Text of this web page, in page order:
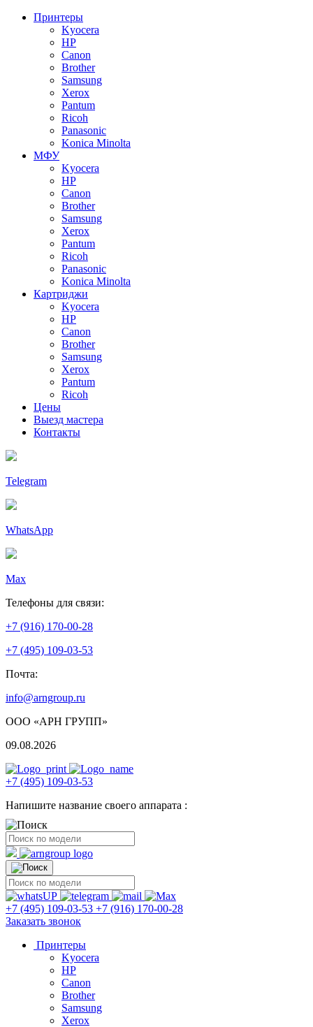
Принтеры
Kyocera
HP
Canon
Brother
Samsung
Xerox
Pantum
Ricoh
Panasonic
Konica Minolta
МФУ
Kyocera
HP
Canon
Brother
Samsung
Xerox
Pantum
Ricoh
Panasonic
Konica Minolta
Картриджи
Kyocera
HP
Canon
Brother
Samsung
Xerox
Pantum
Ricoh
Цены
Выезд мастера
Контакты
Telegram
WhatsApp
Max
Телефоны для связи:
+7 (916) 170-00-28
+7 (495) 109-03-53
Почта:
info@arngroup.ru
ООО «АРН ГРУПП»
09.08.2026
+7 (495) 109-03-53
Напишите название своего аппарата :
+7 (495) 109-03-53 +7 (916) 170-00-28
Заказать звонок
Принтеры
Kyocera
HP
Canon
Brother
Samsung
Xerox